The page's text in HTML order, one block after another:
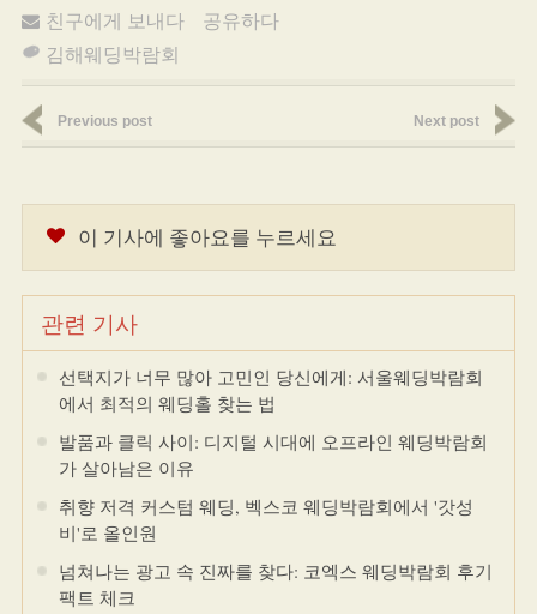
친구에게 보내다
공유하다
김해웨딩박람회
Previous post Next post
이 기사에 좋아요를 누르세요
관련 기사
선택지가 너무 많아 고민인 당신에게: 서울웨딩박람회
에서 최적의 웨딩홀 찾는 법
발품과 클릭 사이: 디지털 시대에 오프라인 웨딩박람회
가 살아남은 이유
취향 저격 커스텀 웨딩, 벡스코 웨딩박람회에서 '갓성
비'로 올인원
넘쳐나는 광고 속 진짜를 찾다: 코엑스 웨딩박람회 후기
팩트 체크